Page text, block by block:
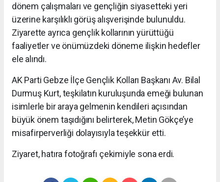
dönem çalışmaları ve gençliğin siyasetteki yeri
üzerine karşılıklı görüş alışverişinde bulunuldu.
Ziyarette ayrıca gençlik kollarının yürüttüğü
faaliyetler ve önümüzdeki döneme ilişkin hedefler
ele alındı.
AK Parti Gebze İlçe Gençlik Kolları Başkanı Av. Bilal
Durmuş Kurt, teşkilatın kuruluşunda emeği bulunan
isimlerle bir araya gelmenin kendileri açısından
büyük önem taşıdığını belirterek, Metin Gökçe’ye
misafirperverliği dolayısıyla teşekkür etti.
Ziyaret, hatıra fotoğrafı çekimiyle sona erdi.